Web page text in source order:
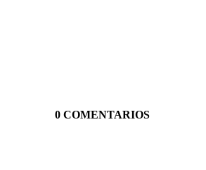
0 COMENTARIOS